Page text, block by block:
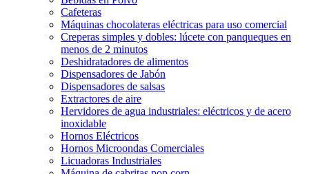
Cafeteras
Máquinas chocolateras eléctricas para uso comercial
Creperas simples y dobles: lúcete con panqueques en
menos de 2 minutos
Deshidratadores de alimentos
Dispensadores de Jabón
Dispensadores de salsas
Extractores de aire
Hervidores de agua industriales: eléctricos y de acero
inoxidable
Hornos Eléctricos
Hornos Microondas Comerciales
Licuadoras Industriales